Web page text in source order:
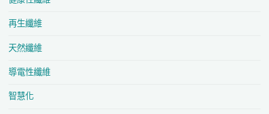
再生纖維
天然纖維
導電性纖維
智慧化